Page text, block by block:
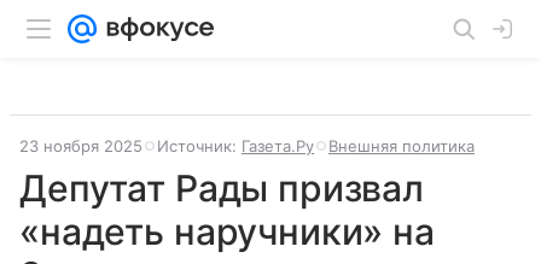
23 ноября 2025 Источник: Газета.Ру Внешняя политика
Депутат Рады призвал
«надеть наручники» на